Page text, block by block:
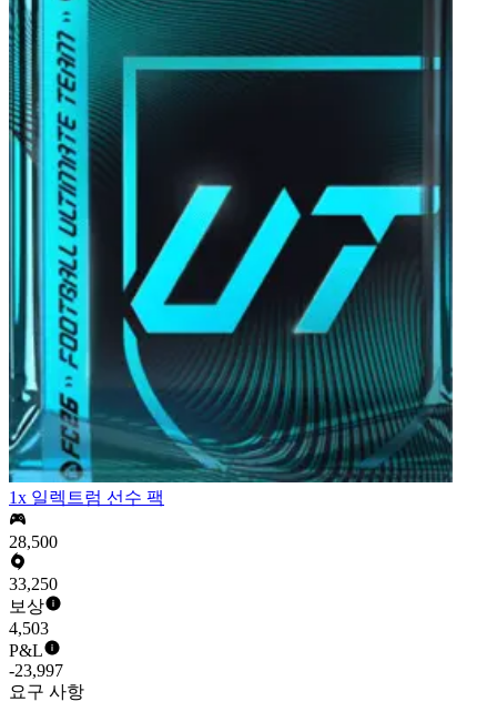
1x 일렉트럼 선수 팩
28,500
33,250
보상
4,503
P&L
-23,997
요구 사항